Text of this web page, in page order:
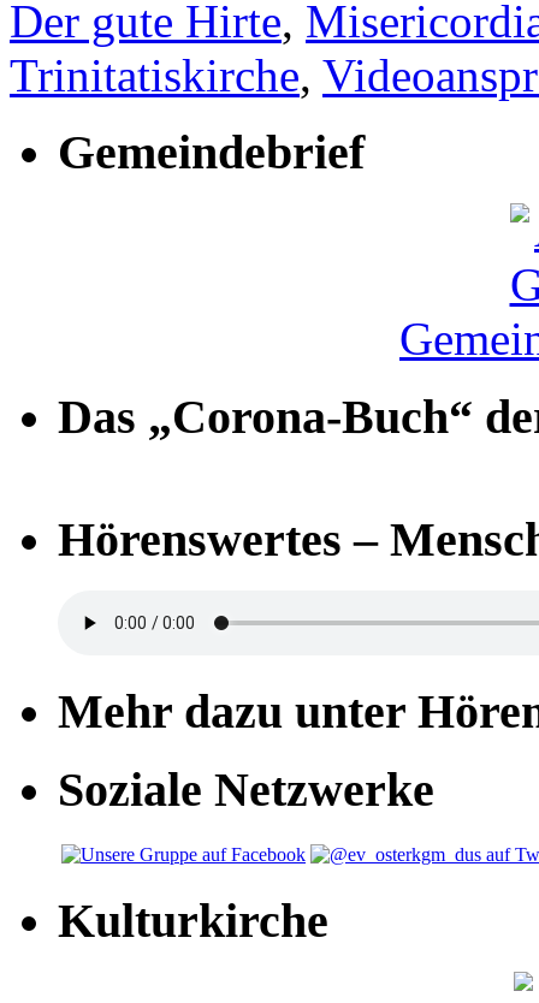
Der gute Hirte,
Trinitatiskirche,
Gemeindebrief
Das „Corona-Buch“
Hörenswertes –
Mehr dazu unter
Soziale Netzwerke
Kulturkirche